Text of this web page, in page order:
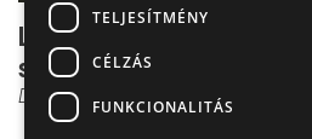
Leadható-e a makacs
sporttal?
Dr. Beró Mariann
TELJESÍTMÉNY
CÉLZÁS
FUNKCIONALITÁS